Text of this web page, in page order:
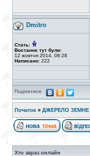
Dmitro
Стать:
Востаннє тут були:
12 жовтня 2014, 08:28
Написано: 222
Поділитися:
Початок » ДЖЕРЕЛО ЗЕМНЕ
Хто зараз онлайн